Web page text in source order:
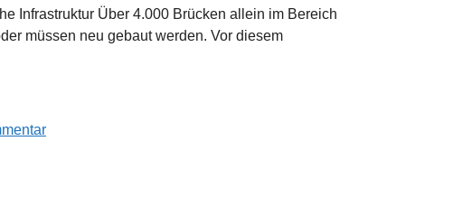
Infrastruktur Über 4.000 Brücken allein im Bereich
müssen neu gebaut werden. Vor diesem